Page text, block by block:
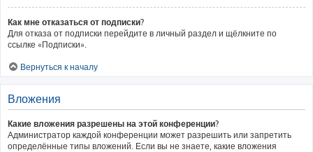
Как мне отказаться от подписки?
Для отказа от подписки перейдите в личный раздел и щёлкните по
ссылке «Подписки».
Вернуться к началу
Вложения
Какие вложения разрешены на этой конференции?
Администратор каждой конференции может разрешить или запретить
определённые типы вложений. Если вы не знаете, какие вложения